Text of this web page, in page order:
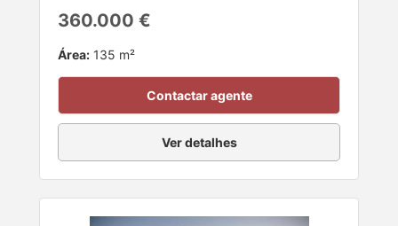
360.000 €
Área: 135 m²
Contactar agente
Ver detalhes